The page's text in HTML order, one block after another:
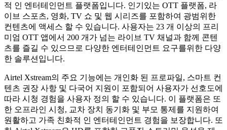
적 인 엔터테인먼트 플랫폼입니다. 인기있는 OTT 플랫폼, 라
이브 스포츠, 영화, TV 쇼 및 웹 시리즈를 포함하여 광범위한
컨텐츠에 액세스 할 수 있습니다. 사용자는 23 개 이상의 프리
미엄 OTT 앱에서 200 개가 넘는 라이브 TV 채널과 함께 콘텐
츠를 즐길 수 있으므로 다양한 엔터테인먼트 요구를위한 다양
한 솔루션입니다.
Airtel Xstream의 주요 기능에는 개인화 된 프로파일, 스마트 컨
텐츠 권장 사항 및 다국어 지원이 포함되어 사용자가 선호도에
따라 시청 경험을 사용자 정의 할 수 있습니다. 이 플랫폼은 또
한 오프라인 시청, 교차 장치 동기화 및 부모 통제를 지원하여
원활하고 가족 친화적 인 엔터테인먼트 경험을 보장합니다. 또